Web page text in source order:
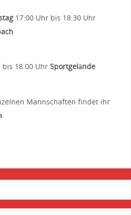
17:00 Uhr bis 18:30 Uhr
18:00 Uhr Sportgelände
Mannschaften findet ihr